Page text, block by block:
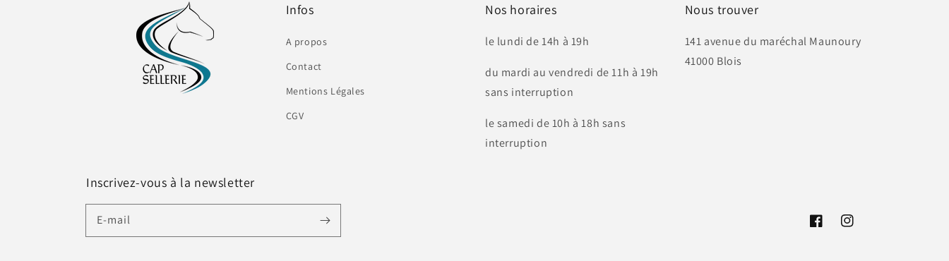
Infos
A propos
Contact
Mentions Légales
CGV
Nos horaires
le lundi de 14h à 19h
du mardi au vendredi de 11h à 19h
sans interruption
le samedi de 10h à 18h sans
interruption
Nous trouver
141 avenue du maréchal Maunoury
41000 Blois
Inscrivez-vous à la newsletter
E-mail
FacebookInstagram